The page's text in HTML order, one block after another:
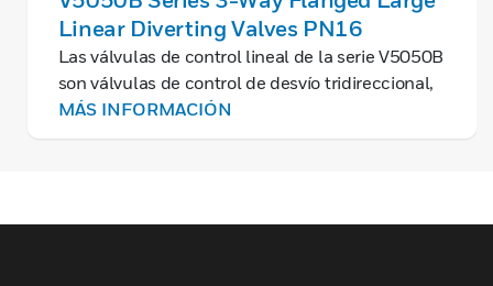
Linear Diverting Valves PN16
Las válvulas de control lineal de la serie V5050B
son válvulas de control de desvío tridireccional,
adecuadas para regular el flujo de agua caliente
y fría en requisitos KVS de flujo grande.
MÁS INFORMACIÓN